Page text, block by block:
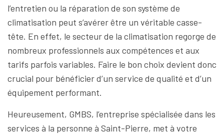
l’entretien ou la réparation de son système de
climatisation peut s’avérer être un véritable casse-
tête. En effet, le secteur de la climatisation regorge de
nombreux professionnels aux compétences et aux
tarifs parfois variables. Faire le bon choix devient donc
crucial pour bénéficier d’un service de qualité et d’un
équipement performant.
Heureusement, GMBS, l’entreprise spécialisée dans les
services à la personne à Saint-Pierre, met à votre